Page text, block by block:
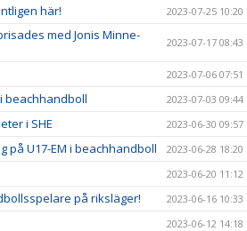
här! 2023-07-25 10:20
med Jonis Minne-
2023-07-17 08:43
2023-07-06 07:51
beachhandboll 2023-07-03 09:44
i SHE 2023-06-30 09:57
på U17-EM i beachhandboll 2023-06-28 18:20
2023-06-20 11:12
på riksläger! 2023-06-16 10:33
2023-06-12 14:18